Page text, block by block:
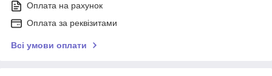
Оплата на рахунок
Оплата за реквізитами
Всі умови оплати